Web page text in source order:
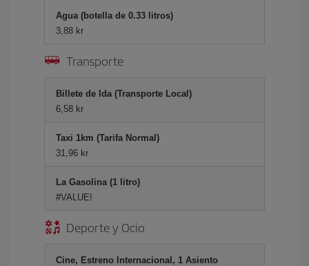
Agua (botella de 0.33 litros)
3,88 kr
Transporte
Billete de Ida (Transporte Local)
6,58 kr
Taxi 1km (Tarifa Normal)
31,96 kr
La Gasolina (1 litro)
#VALUE!
Deporte y Ocio
Cine, Estreno Internacional, 1 Asiento